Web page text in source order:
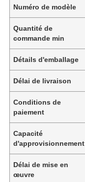
Numéro de modèle
Quantité de
commande min
Détails d'emballage
Délai de livraison
Conditions de
paiement
Capacité
d'approvisionnement
Délai de mise en
œuvre